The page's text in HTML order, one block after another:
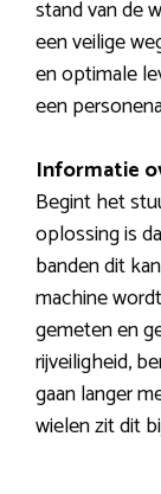
stand van de
een veilige
en optimale
een
Informatie
Begint het
oplossing is
banden dit
machine
gemeten en
rijveiligheid,
gaan langer
wielen zit dit